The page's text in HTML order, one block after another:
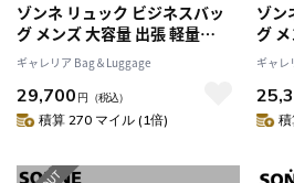
ゾンネ リュック ビジネスバッ
グ メンズ 大容量 出張 軽量
SONNE ビジネスリュック ノー
トPC タブレット ブランド 撥水
おしゃれ ナイロン 大人 カジュ
アル ビジネス 通勤 B4 A4 黒 2層
ギャレリア Bag＆Luggage
29,700 円 （税込）
積算 270 マイル (1倍)
ゾン
グ
ト
おし
アル
ギャレ